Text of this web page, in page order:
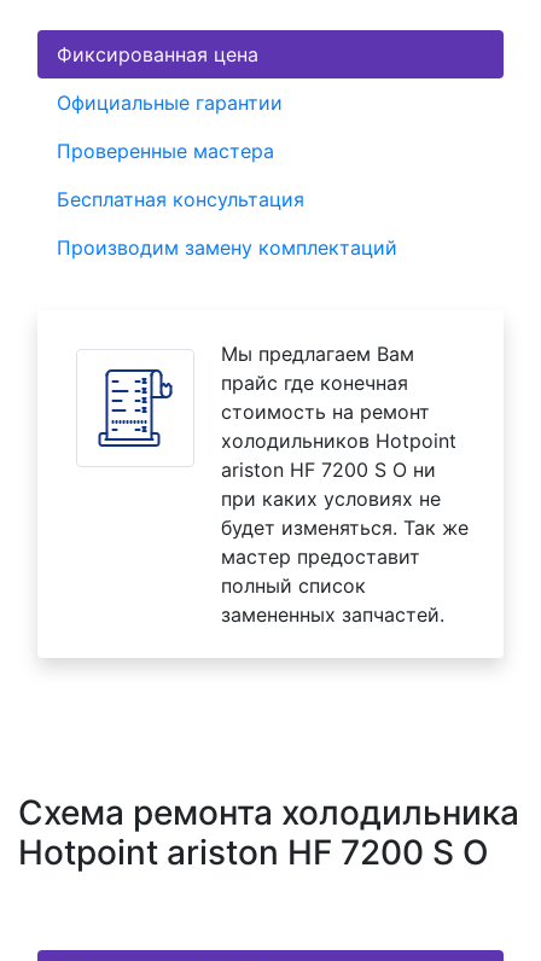
Фиксированная цена
Официальные гарантии
Проверенные мастера
Бесплатная консультация
Производим замену комплектаций
Мы предлагаем Вам
прайс где конечная
стоимость на ремонт
холодильников Hotpoint
ariston HF 7200 S O ни
при каких условиях не
будет изменяться. Так же
мастер предоставит
полный список
замененных запчастей.
Схема ремонта холодильника
Hotpoint ariston HF 7200 S O